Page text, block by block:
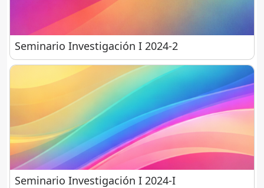
Seminario Investigación I 2024-2
Seminario Investigación I 2024-2
Seminario Investigación I 2024-I
Seminario Investigación I 2024-I